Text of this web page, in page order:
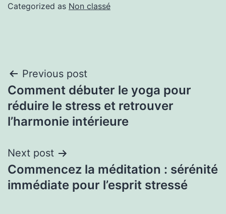
Categorized as Non classé
Previous post
Comment débuter le yoga pour
réduire le stress et retrouver
l’harmonie intérieure
Next post
Commencez la méditation : sérénité
immédiate pour l’esprit stressé